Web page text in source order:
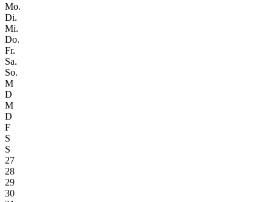
Mo.
Di.
Mi.
Do.
Fr.
Sa.
So.
M
D
M
D
F
S
S
27
28
29
30